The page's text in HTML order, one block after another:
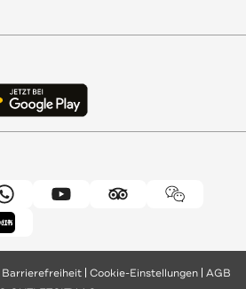
Barrierefreiheit Cookie-Einstellungen AGB